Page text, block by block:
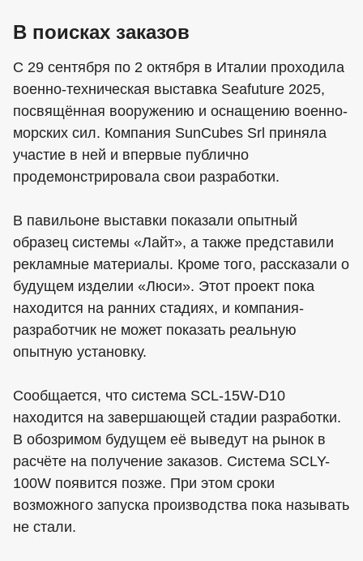
В поисках заказов
С 29 сентября по 2 октября в Италии проходила
военно-техническая выставка Seafuture 2025,
посвящённая вооружению и оснащению военно-
морских сил. Компания SunCubes Srl приняла
участие в ней и впервые публично
продемонстрировала свои разработки.
В павильоне выставки показали опытный
образец системы «Лайт», а также представили
рекламные материалы. Кроме того, рассказали о
будущем изделии «Люси». Этот проект пока
находится на ранних стадиях, и компания-
разработчик не может показать реальную
опытную установку.
Сообщается, что система SCL-15W-D10
находится на завершающей стадии разработки.
В обозримом будущем её выведут на рынок в
расчёте на получение заказов. Система SCLY-
100W появится позже. При этом сроки
возможного запуска производства пока называть
не стали.